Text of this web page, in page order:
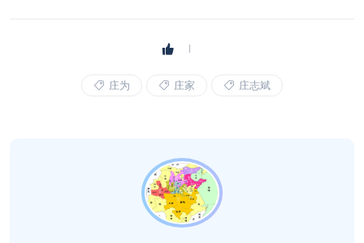
庄为 庄家 庄志斌